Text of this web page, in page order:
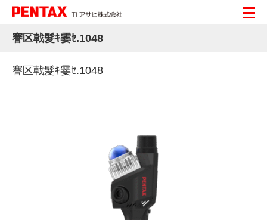
謇区戟髮ｷ霎ｾ.1048
謇区戟髮ｷ霎ｾ.1048